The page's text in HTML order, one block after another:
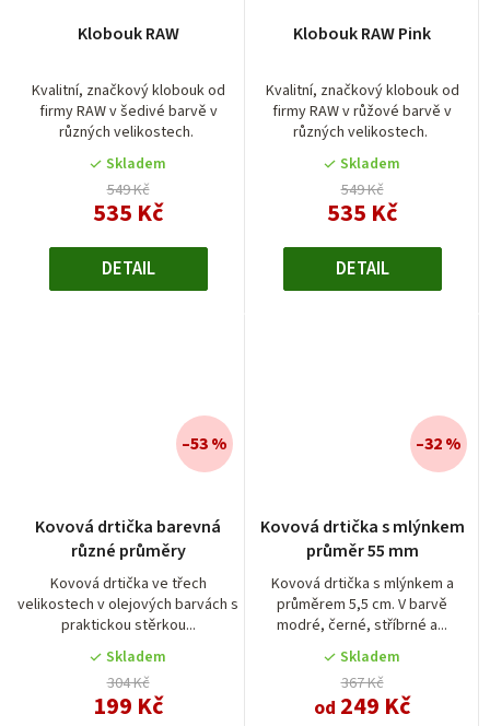
Klobouk RAW
Kvalitní, značkový klobouk od
firmy RAW v šedivé barvě v
různých velikostech.
hodnocení
je
5,0
z
5
hvězdiček.
Skladem
549 Kč
535 Kč
DETAIL
Klobouk RAW Pink
Kvalitní, značkový klobouk od
firmy RAW v růžové barvě v
různých velikostech.
Skladem
549 Kč
535 Kč
DETAIL
Kovová drtička barevná
různé průměry
Kovová drtička ve třech
velikostech v olejových barvách s
praktickou stěrkou...
hodnocení
produktu
je
4,0
z
5
hvězdiček.
Skladem
304 Kč
199 Kč
–53 %
Kovová drtička s mlýnkem
průměr 55 mm
Kovová drtička s mlýnkem a
průměrem 5,5 cm. V barvě
modré, černé, stříbrné a...
hodnocení
produktu
je
4,7
z
5
hvězdiček.
Skladem
367 Kč
od 249 Kč
–32 %